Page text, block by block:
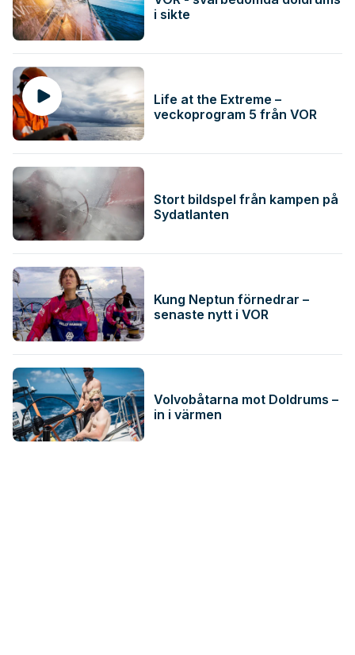
i sikte
Life at the Extreme –
veckoprogram 5 från VOR
Stort bildspel från kampen på
Sydatlanten
Kung Neptun förnedrar –
senaste nytt i VOR
Volvobåtarna mot Doldrums –
in i värmen